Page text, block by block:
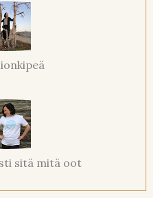
sitä mitä oot